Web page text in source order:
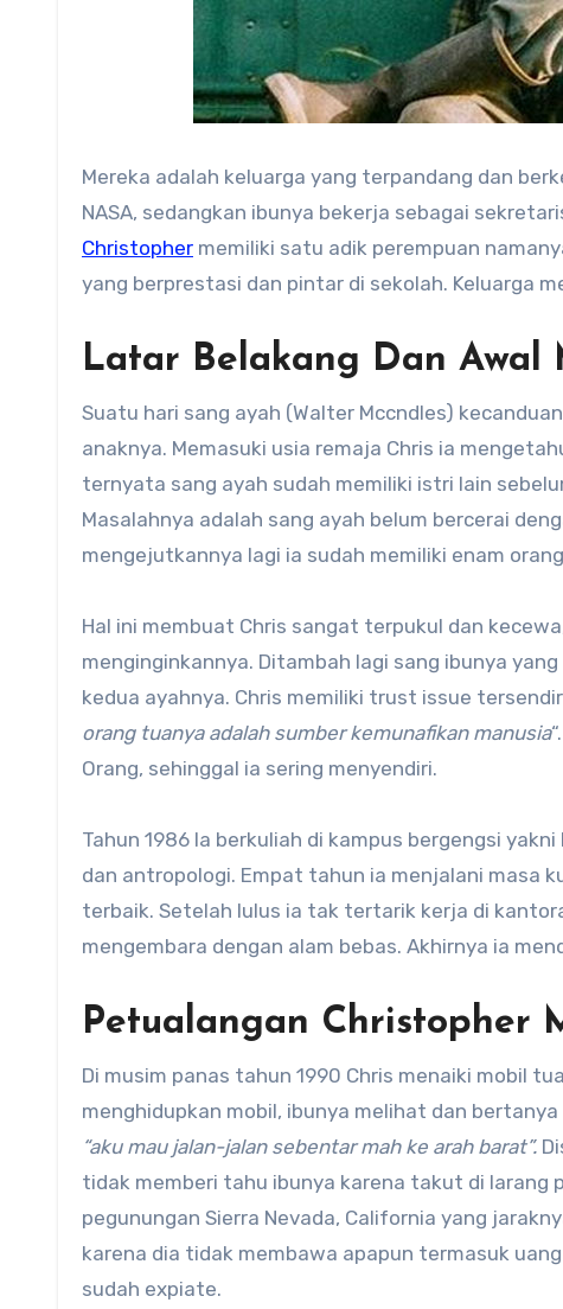
Mereka adalah keluarga yang terpandang dan
NASA, sedangkan ibunya bekerja sebagai
Christopher memiliki satu adik perempuan
yang berprestasi dan pintar di sekolah. Keluarga
Latar Belakang Dan Awal
Suatu hari sang ayah (Walter Mccndles)
anaknya. Memasuki usia remaja Chris ia
ternyata sang ayah sudah memiliki istri lain
Masalahnya adalah sang ayah belum bercerai
mengejutkannya lagi ia sudah memiliki enam
Hal ini membuat Chris sangat terpukul dan
menginginkannya. Ditambah lagi sang ibunya
kedua ayahnya. Chris memiliki trust issue
orang tuanya adalah sumber kemunafikan manusia
Orang, sehinggal ia sering menyendiri.
Tahun 1986 Ia berkuliah di kampus bergengsi
dan antropologi. Empat tahun ia menjalani masa
terbaik. Setelah lulus ia tak tertarik kerja di
mengembara dengan alam bebas. Akhirnya ia
Petualangan Christopher
Di musim panas tahun 1990 Chris menaiki mobil
menghidupkan mobil, ibunya melihat dan bertanya
“aku mau jalan-jalan sebentar mah ke arah barat”.
tidak memberi tahu ibunya karena takut di larang
pegunungan Sierra Nevada, California yang
karena dia tidak membawa apapun termasuk
sudah expiate.